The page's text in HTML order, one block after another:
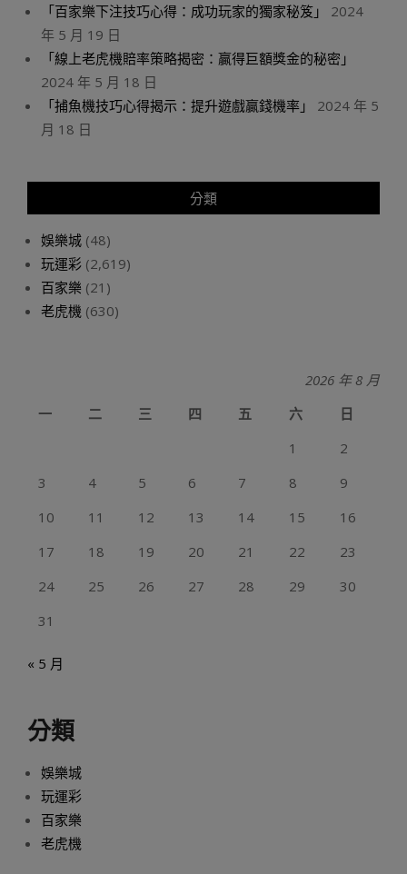
「百家樂下注技巧心得：成功玩家的獨家秘笈」
2024
年 5 月 19 日
「線上老虎機賠率策略揭密：贏得巨額獎金的秘密」
2024 年 5 月 18 日
「捕魚機技巧心得揭示：提升遊戲贏錢機率」
2024 年 5
月 18 日
分類
娛樂城 (48)
玩運彩 (2,619)
百家樂 (21)
老虎機 (630)
2026 年 8 月
一
二 三 四 五 六
日
1
2
3
4 5 6 7 8
9
10
11 12 13 14 15
16
17
18 19 20 21 22
23
24
25 26 27 28 29
30
31
« 5 月
分類
娛樂城
玩運彩
百家樂
老虎機